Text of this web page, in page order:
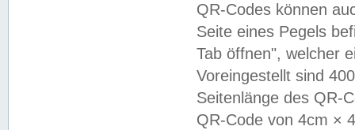
QR-Codes können
Seite eines Pegels
Tab öffnen", welcher
Voreingestellt sind
Seitenlänge des QR-
QR-Code von 4cm ×